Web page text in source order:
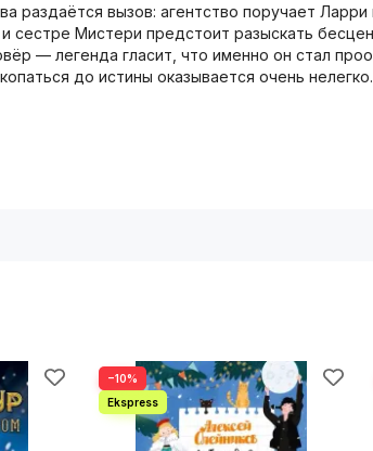
раздаётся вызов: агентство поручает
сестре Мистери предстоит разыскать
— легенда гласит, что именно он стал
до истины оказывается очень
−10%